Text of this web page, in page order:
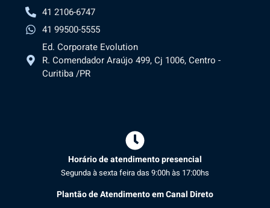
41 2106-6747
41 99500-5555
Ed. Corporate Evolution
R. Comendador Araújo 499, Cj 1006, Centro -
Curitiba /PR
Horário de atendimento presencial
Segunda à sexta feira das 9:00h às 17:00hs
Plantão de Atendimento em Canal Direto